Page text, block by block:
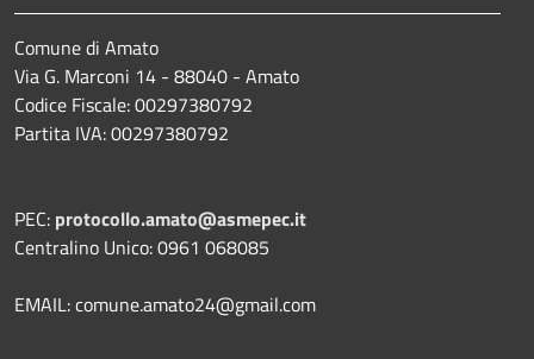
Comune di Amato
Via G. Marconi 14 - 88040 - Amato
Codice Fiscale: 00297380792
Partita IVA: 00297380792
PEC: protocollo.amato@asmepec.it
Centralino Unico: 0961 068085
EMAIL: comune.amato24@gmail.com